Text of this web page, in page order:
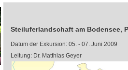
Steiluferlandschaft am Bodensee,
Datum der Exkursion: 05. - 07. Juni 2009
Leitung: Dr. Matthias Geyer